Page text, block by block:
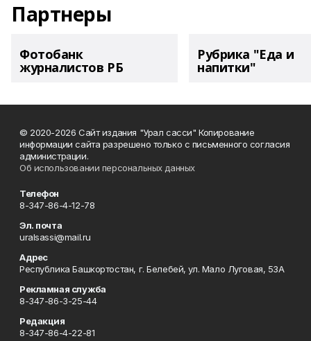
Партнеры
Фотобанк
журналистов РБ
Рубрика "Еда и
напитки"
© 2020-2026 Сайт издания "Урал сасси" Копирование
информации сайта разрешено только с письменного согласия
администрации.
Об использовании персональных данных
Телефон
8-347-86-4-12-78
Эл. почта
uralsassi@mail.ru
Адрес
Республика Башкортостан, г. Белебей, ул. Мало Луговая, 53А
Рекламная служба
8-347-86-3-25-44
Редакция
8-347-86-4-22-81